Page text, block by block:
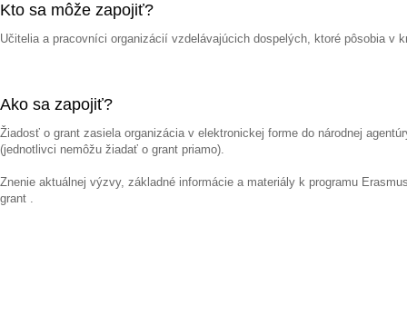
Kto sa môže zapojiť?
Učitelia a pracovníci organizácií vzdelávajúcich dospelých, ktoré pôsobia v
Ako sa zapojiť?
Žiadosť o grant zasiela organizácia v elektronickej forme do národnej
(jednotlivci nemôžu žiadať o grant priamo).
Znenie aktuálnej výzvy, základné informácie a materiály k programu
grant .